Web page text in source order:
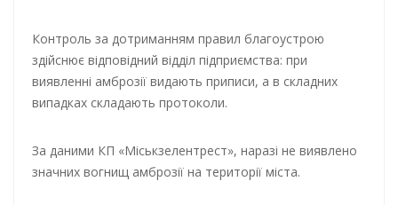
Контроль за дотриманням правил благоустрою
здійснює відповідний відділ підприємства: при
виявленні амброзії видають приписи, а в складних
випадках складають протоколи.
За даними КП «Міськзелентрест», наразі не виявлено
значних вогнищ амброзії на території міста.